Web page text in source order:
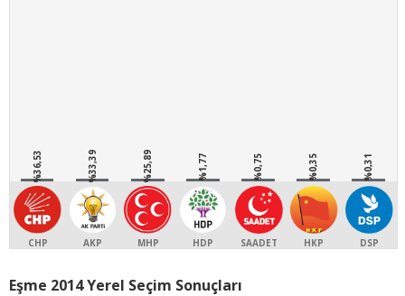
%36,53
CHP
%33,39
AKP
%25,89
MHP
%1,77
HDP
%0,75
SAADET
%0,35
HKP
%0,31
DSP
Eşme 2014 Yerel Seçim Sonuçları